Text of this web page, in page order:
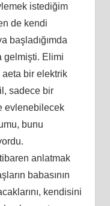
istediğim
de kendi
başladığımda
gelmişti. Elimi
bir elektrik
sadece bir
evlenebilecek
bunu
anlatmak
babasının
kendisini